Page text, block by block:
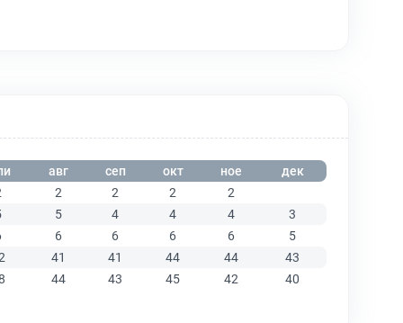
авг сеп окт ное
дек
2 2 2
2
5 4 4 4
3
6 6 6 6
5
41 41 44 44
43
44 43 45 42 40